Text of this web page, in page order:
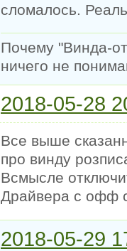
сломалось.
Почему "Винда-
ничего не
2018-05-28
Все выше
про винду
Всмысле
Драйвера с офф
2018-05-29